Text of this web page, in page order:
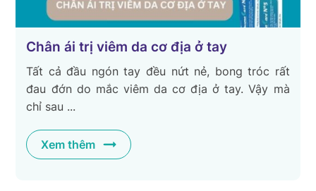
Chân ái trị viêm da cơ địa ở tay
Tất cả đầu ngón tay đều nứt nẻ, bong tróc rất
đau đớn do mắc viêm da cơ địa ở tay. Vậy mà
chỉ sau ...
Xem thêm